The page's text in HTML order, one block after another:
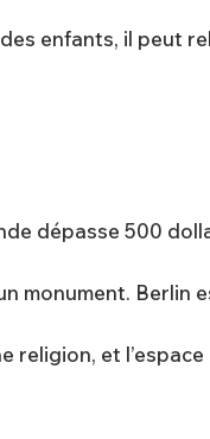
enfants, il peut
dépasse 500
monument. Berlin
religion, et